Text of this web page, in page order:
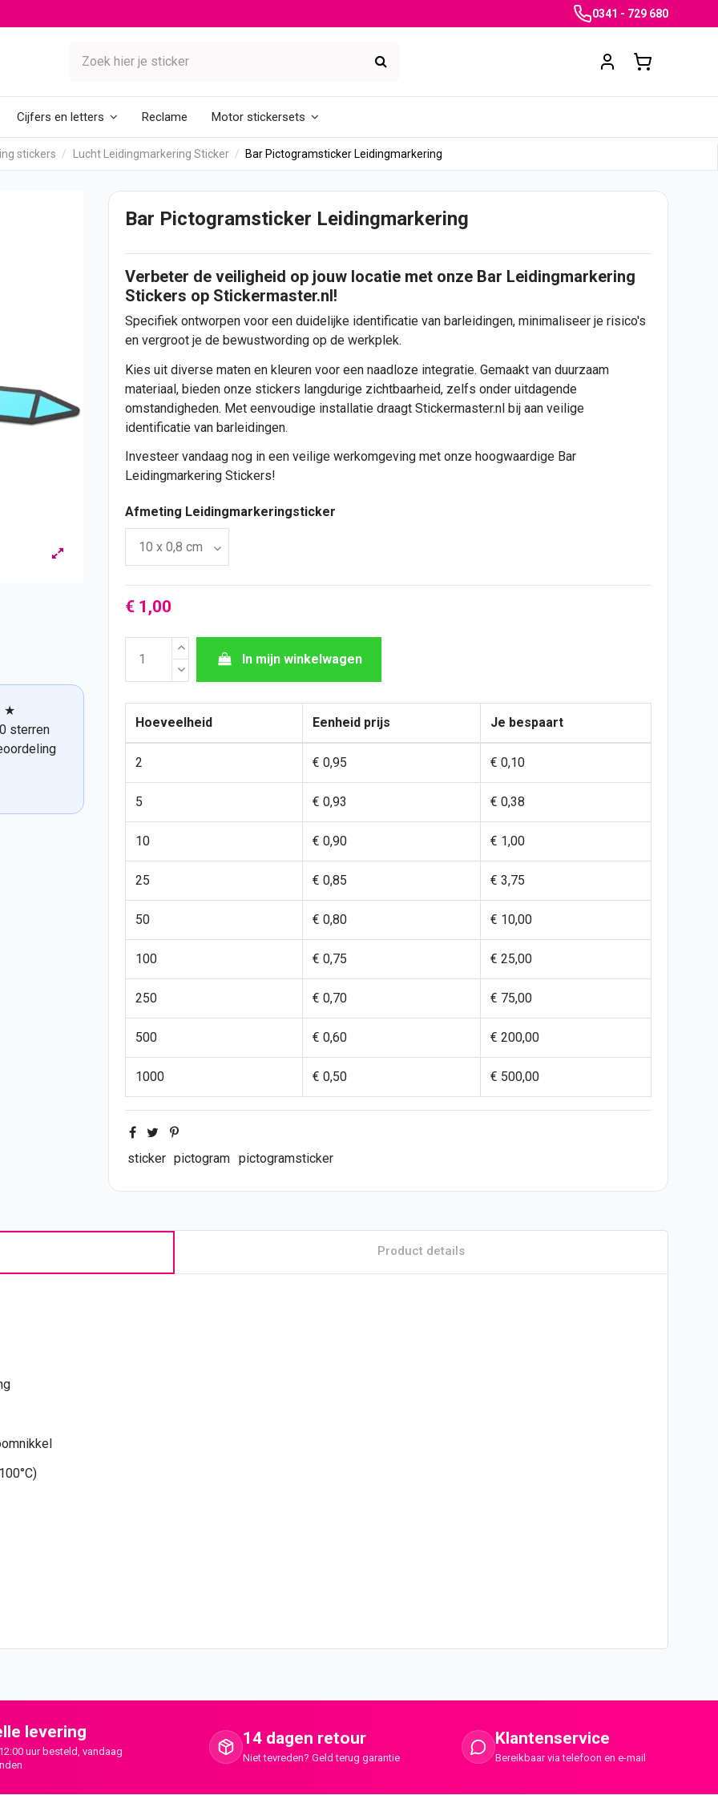
0341 - 729 680
Cijfers en letters Reclame Motor stickersets
stickers Lucht Leidingmarkering Sticker Bar Pictogramsticker Leidingmarkering
★
sterren
Bar Pictogramsticker Leidingmarkering
Verbeter de veiligheid op jouw locatie met onze Bar Leidingmarkering
Stickers op Stickermaster.nl!
Specifiek ontworpen voor een duidelijke identificatie van barleidingen, minimaliseer je risico's
en vergroot je de bewustwording op de werkplek.
Kies uit diverse maten en kleuren voor een naadloze integratie. Gemaakt van duurzaam
materiaal, bieden onze stickers langdurige zichtbaarheid, zelfs onder uitdagende
omstandigheden. Met eenvoudige installatie draagt Stickermaster.nl bij aan veilige
identificatie van barleidingen.
Investeer vandaag nog in een veilige werkomgeving met onze hoogwaardige Bar
Leidingmarkering Stickers!
Afmeting Leidingmarkeringsticker
€ 1,00
In mijn winkelwagen
Hoeveelheid Eenheid prijs Je bespaart
2 € 0,95 € 0,10
5 € 0,93 € 0,38
10 € 0,90 € 1,00
25 € 0,85 € 3,75
50 € 0,80 € 10,00
100 € 0,75 € 25,00
250 € 0,70 € 75,00
500 € 0,60 € 200,00
1000 € 0,50 € 500,00
sticker pictogram pictogramsticker
Product details
levering
uur besteld, vandaag
14 dagen retour
Niet tevreden? Geld terug garantie
Klantenservice
Bereikbaar via telefoon en e-mail